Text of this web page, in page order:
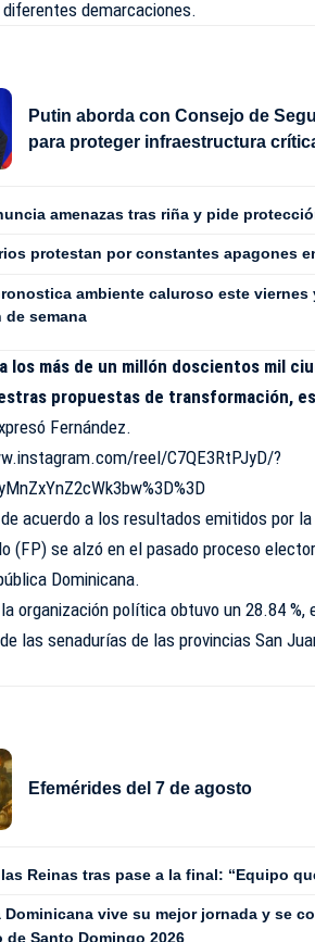
demarcaciones.
Putin aborda con Consejo de
para proteger infraestructura
amenazas tras riña y pide
protestan por constantes apagones
ambiente caluroso este
de semana
los más de un millón doscientos mil
propuestas de transformación,
Fernández.
reel/C7QE3RtPJyD/?
acuerdo a los resultados emitidos por
(FP) se alzó en el pasado proceso
Dominicana.
organización política obtuvo un 28.84 %,
las senadurías de las provincias San
Efemérides del 7 de agosto
Reinas tras pase a la final: “Equipo
Dominicana vive su mejor jornada y se
de Santo Domingo 2026